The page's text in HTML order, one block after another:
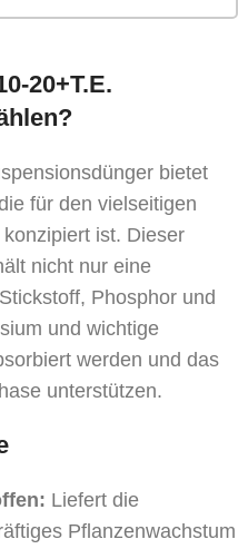
20+T.E.
bietet
für den vielseitigen
ist. Dieser
nicht nur eine
Phosphor und
und wichtige
werden und das
unterstützen.
Liefert die
Pflanzenwachstum